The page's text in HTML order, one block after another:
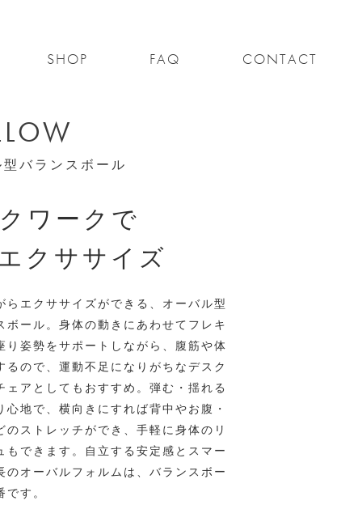
SHOP FAQ CONTACT
バランスボール
ワークで
クササイズ
らエクササイズができる、オーバル型
ボール。身体の動きにあわせてフレキ
り姿勢をサポートしながら、腹筋や体
るので、運動不足になりがちなデスク
ェアとしてもおすすめ。弾む・揺れる
心地で、横向きにすれば背中やお腹・
のストレッチができ、手軽に身体のリ
もできます。自立する安定感とスマー
のオーバルフォルムは、バランスボー
です。